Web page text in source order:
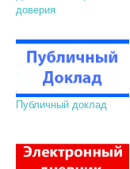
доверия
Публичный доклад